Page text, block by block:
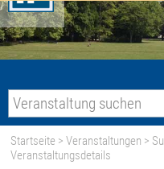
Startseite >Veranstaltungen >
Veranstaltungsdetails